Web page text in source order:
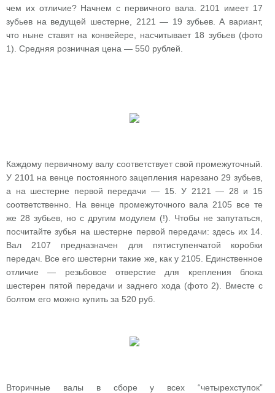
чем их отличие? Начнем с первичного вала. 2101 имеет 17
зубьев на ведущей шестерне, 2121 — 19 зубьев. А вариант,
что ныне ставят на конвейере, насчитывает 18 зубьев (фото
1). Средняя розничная цена — 550 рублей.
Каждому первичному валу соответствует свой промежуточный.
У 2101 на венце постоянного зацепления нарезано 29 зубьев,
а на шестерне первой передачи — 15. У 2121 — 28 и 15
соответственно. На венце промежуточного вала 2105 все те
же 28 зубьев, но с другим модулем (!). Чтобы не запутаться,
посчитайте зубья на шестерне первой передачи: здесь их 14.
Вал 2107 предназначен для пятиступенчатой коробки
передач. Все его шестерни такие же, как у 2105. Единственное
отличие — резьбовое отверстие для крепления блока
шестерен пятой передачи и заднего хода (фото 2). Вместе с
болтом его можно купить за 520 руб.
Вторичные валы в сборе у всех “четырехступок”